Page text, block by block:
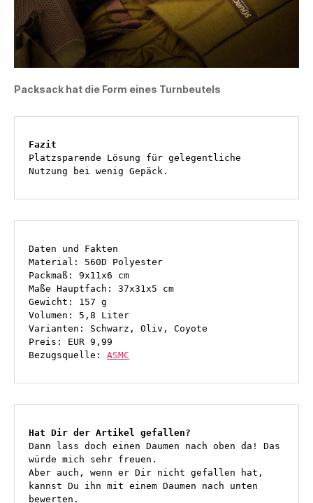
Packsack hat die Form eines Turnbeutels
Fazit
Platzsparende Lösung für gelegentliche
Nutzung bei wenig Gepäck.
Daten und Fakten
Material: 560D Polyester
Packmaß: 9x11x6 cm
Maße Hauptfach: 37x31x5 cm
Gewicht: 157 g
Volumen: 5,8 Liter
Varianten: Schwarz, Oliv, Coyote
Preis: EUR 9,99
Bezugsquelle: ASMC
Hat Dir der Artikel gefallen?
Dann lass doch einen Daumen nach oben da! Das
würde mich sehr freuen.
Aber auch, wenn er Dir nicht gefallen hat,
kannst Du ihn mit einem Daumen nach unten
bewerten.